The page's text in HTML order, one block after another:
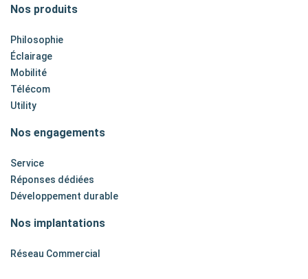
Nos produits
Philosophie
Éclairage
Mobilité
Télécom
Utility
Nos engagements
Service
Réponses dédiées
Développement durable
Nos implantations
Réseau Commercial